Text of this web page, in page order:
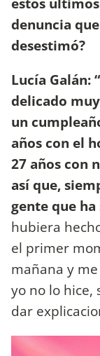
denuncia
desestimó?
Lucía Galán:
delicado
un
años con el
27 años con
así que,
gente que
hubiera
el primer
mañana y
yo no lo hice,
dar